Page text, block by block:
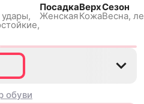
Посадка
Женская
Верх
Кожа
Сезон
Весна,
38
обуви